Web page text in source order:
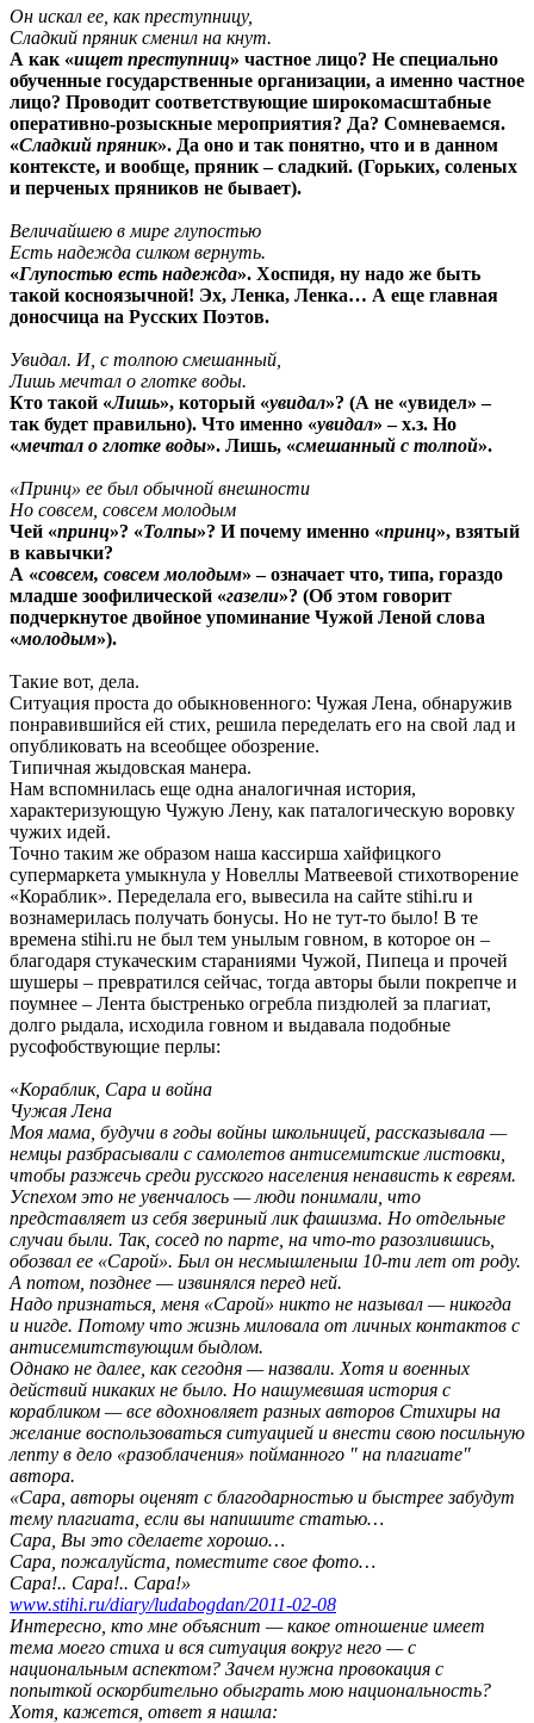
Он искал ее, как преступницу,
Сладкий пряник сменил на кнут.
А как «ищет преступниц» частное лицо? Не специально
обученные государственные организации, а именно частное
лицо? Проводит соответствующие широкомасштабные
оперативно-розыскные мероприятия? Да? Сомневаемся.
«Сладкий пряник». Да оно и так понятно, что и в данном
контексте, и вообще, пряник – сладкий. (Горьких, соленых
и перченых пряников не бывает).
Величайшею в мире глупостью
Есть надежда силком вернуть.
«Глупостью есть надежда». Хоспидя, ну надо же быть
такой косноязычной! Эх, Ленка, Ленка… А еще главная
доносчица на Русских Поэтов.
Увидал. И, с толпою смешанный,
Лишь мечтал о глотке воды.
Кто такой «Лишь», который «увидал»? (А не «увидел» –
так будет правильно). Что именно «увидал» – х.з. Но
«мечтал о глотке воды». Лишь, «смешанный с толпой».
«Принц» ее был обычной внешности
Но совсем, совсем молодым
Чей «принц»? «Толпы»? И почему именно «принц», взятый
в кавычки?
А «совсем, совсем молодым» – означает что, типа, гораздо
младше зоофилической «газели»? (Об этом говорит
подчеркнутое двойное упоминание Чужой Леной слова
«молодым»).
Такие вот, дела.
Ситуация проста до обыкновенного: Чужая Лена, обнаружив
понравившийся ей стих, решила переделать его на свой лад и
опубликовать на всеобщее обозрение.
Типичная жыдовская манера.
Нам вспомнилась еще одна аналогичная история,
характеризующую Чужую Лену, как паталогическую воровку
чужих идей.
Точно таким же образом наша кассирша хайфицкого
супермаркета умыкнула у Новеллы Матвеевой стихотворение
«Кораблик». Переделала его, вывесила на сайте stihi.ru и
вознамерилась получать бонусы. Но не тут-то было! В те
времена stihi.ru не был тем унылым говном, в которое он –
благодаря стукаческим стараниями Чужой, Пипеца и прочей
шушеры – превратился сейчас, тогда авторы были покрепче и
поумнее – Лента быстренько огребла пиздюлей за плагиат,
долго рыдала, исходила говном и выдавала подобные
русофобствующие перлы:
«Кораблик, Сара и война
Чужая Лена
Моя мама, будучи в годы войны школьницей, рассказывала —
немцы разбрасывали с самолетов антисемитские листовки,
чтобы разжечь среди русского населения ненависть к евреям.
Успехом это не увенчалось — люди понимали, что
представляет из себя звериный лик фашизма. Но отдельные
случаи были. Так, сосед по парте, на что-то разозлившись,
обозвал ее «Сарой». Был он несмышленыш 10-ти лет от роду.
А потом, позднее — извинялся перед ней.
Надо признаться, меня «Сарой» никто не называл — никогда
и нигде. Потому что жизнь миловала от личных контактов с
антисемитствующим быдлом.
Однако не далее, как сегодня — назвали. Хотя и военных
действий никаких не было. Но нашумевшая история с
корабликом — все вдохновляет разных авторов Стихиры на
желание воспользоваться ситуацией и внести свою посильную
лепту в дело «разоблачения» пойманного " на плагиате"
автора.
«Сара, авторы оценят с благодарностью и быстрее забудут
тему плагиата, если вы напишите статью…
Сара, Вы это сделаете хорошо…
Сара, пожалуйста, поместите свое фото…
Сара!.. Сара!.. Сара!»
www.stihi.ru/diary/ludabogdan/2011-02-08
Интересно, кто мне объяснит — какое отношение имеет
тема моего стиха и вся ситуация вокруг него — с
национальным аспектом? Зачем нужна провокация с
попыткой оскорбительно обыграть мою национальность?
Хотя, кажется, ответ я нашла: